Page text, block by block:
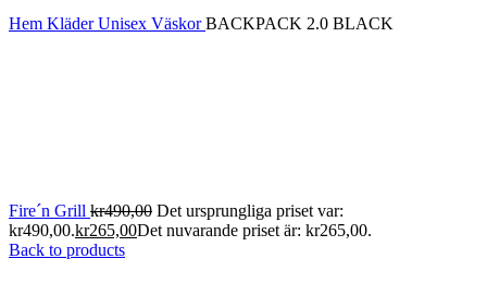
Hem KläderUnisex VäskorBACKPACK 2.0 BLACK
Fire´n Grill kr490,00 Det ursprungliga priset var:
kr490,00.kr265,00Det nuvarande priset är: kr265,00.
Back to products